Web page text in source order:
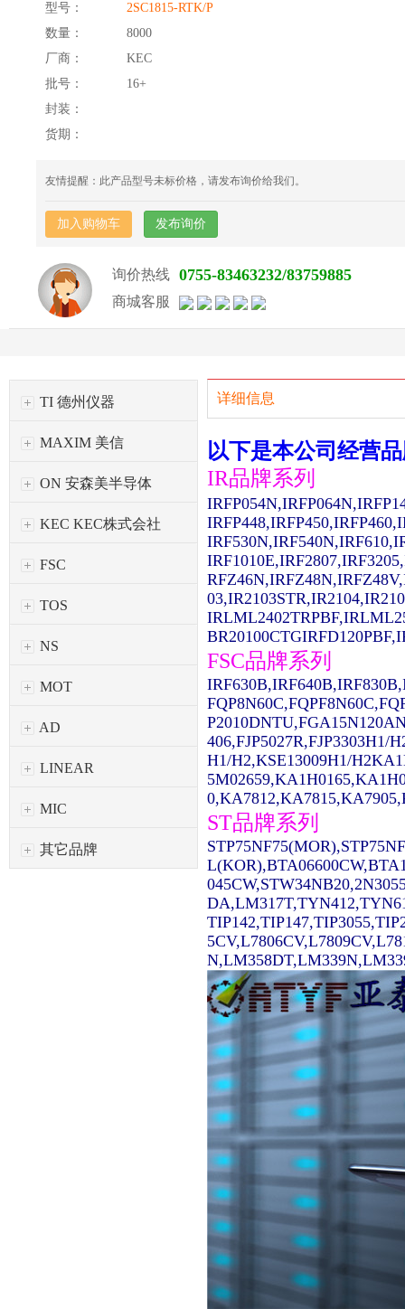
型号：
2SC1815-RTK/P
数量：
8000
厂商：
KEC
批号：
16+
封装：
货期：
友情提醒：此产品型号未标价格，请发布询价给我们。
加入购物车 发布询价
询价热线 0755-83463232/83759885
商城客服
TI 德州仪器
MAXIM 美信
ON 安森美半导体
KEC KEC株式会社
FSC
TOS
NS
MOT
AD
LINEAR
MIC
其它品牌
详细信息
以下是本公司经营
IR品牌系列
FSC品牌系列
406,FJP5027R,FJP3303H1/
H1/H2,KSE13009H1/
ST品牌系列